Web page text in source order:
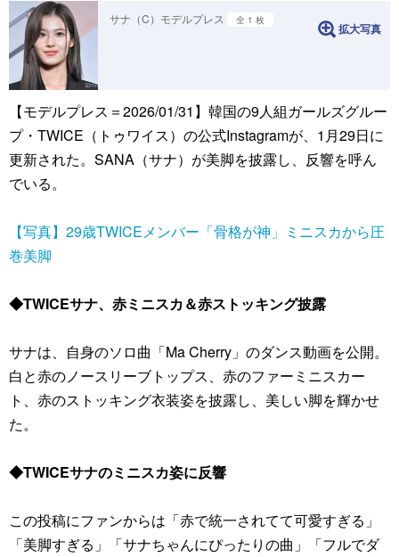
サナ（C）モデルプレス 全 1 枚
拡大写真
【モデルプレス＝2026/01/31】韓国の9人組ガールズグルー
プ・TWICE（トゥワイス）の公式Instagramが、1月29日に
更新された。SANA（サナ）が美脚を披露し、反響を呼ん
でいる。
【写真】29歳TWICEメンバー「骨格が神」ミニスカから圧
巻美脚
◆TWICEサナ、赤ミニスカ＆赤ストッキング披露
サナは、自身のソロ曲「Ma Cherry」のダンス動画を公開。
白と赤のノースリーブトップス、赤のファーミニスカー
ト、赤のストッキング衣装姿を披露し、美しい脚を輝かせ
た。
◆TWICEサナのミニスカ姿に反響
この投稿にファンからは「赤で統一されてて可愛すぎる」
「美脚すぎる」「サナちゃんにぴったりの曲」「フルでダ